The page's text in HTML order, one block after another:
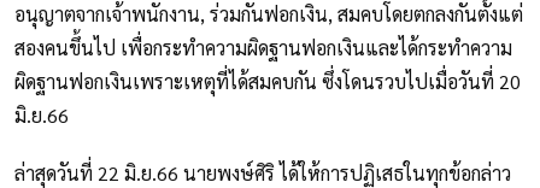
อนุญาตจากเจ้าพนักงาน, ร่วมกันฟอกเงิน, สมคบโดยตกลงกันตั้งแต่
สองคนขึ้นไป เพื่อกระทำความผิดฐานฟอกเงินและได้กระทำความ
ผิดฐานฟอกเงินเพราะเหตุที่ได้สมคบกัน ซึ่งโดนรวบไปเมื่อวันที่ 20
มิ.ย.66
ล่าสุดวันที่ 22 มิ.ย.66 นายพงษ์ศิริ ได้ให้การปฏิเสธในทุกข้อกล่าว